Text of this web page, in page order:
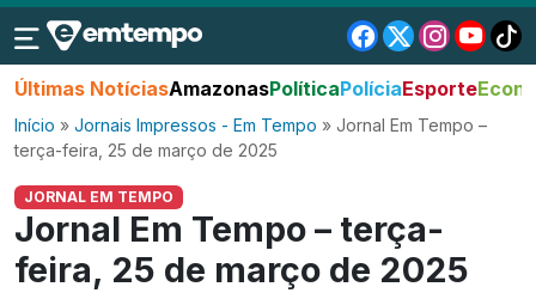
Últimas NotíciasAmazonasPolíticaPolíciaEsporte
Início » Jornais Impressos - Em Tempo » Jornal Em Tempo –
terça-feira, 25 de março de 2025
JORNAL EM TEMPO
Jornal Em Tempo – terça-
feira, 25 de março de 2025